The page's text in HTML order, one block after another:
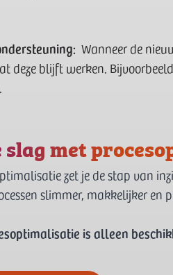
Wanneer de
deze blijft werken.
slag met
zet je de stap van
slimmer, makkelijker en
is alleen